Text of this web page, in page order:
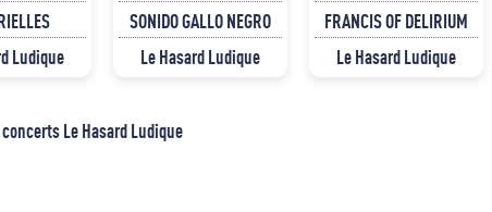
Ludique
SONIDO GALLO NEGRO
Le Hasard Ludique
FRANCIS OF DELIRIUM
Le Hasard Ludique
Le Hasard Ludique